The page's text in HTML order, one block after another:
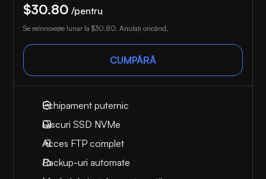
$30.80 /pentru
Se reînnoiește lunar la $30.80 . Anulați oricând.
CUMPĂRĂ
Echipament puternic
Discuri SSD NVMe
Acces FTP complet
Backup-uri automate